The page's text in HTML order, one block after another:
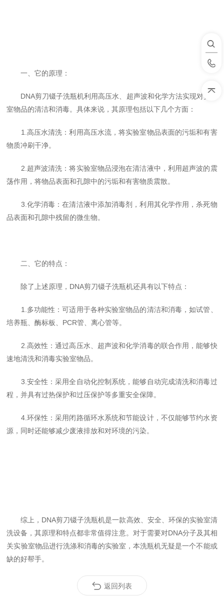
一、它的原理：
DNA剪刀镊子洗瓶机利用高压水、超声波和化学方法实现对实验
室物品的清洁和消毒。具体来说，其原理包括以下几个方面：
1.高压水清洗：利用高压水流，将实验室物品表面的污垢和有害
物质冲刷干净。
2.超声波清洗：将实验室物品浸泡在清洁液中，利用超声波的震
荡作用，将物品表面和孔隙中的污垢和有害物质震散。
3.化学消毒：在清洁液中添加消毒剂，利用其化学作用，杀死物
品表面和孔隙中残留的微生物。
二、它的特点：
除了上述原理，DNA剪刀镊子洗瓶机还具有以下特点：
1.多功能性：可适用于各种实验室物品的清洁和消毒，如试管、
培养瓶、酶标板、PCR管、离心管等。
2.高效性：通过高压水、超声波和化学消毒的联合作用，能够快
速地清洗和消毒实验室物品。
3.安全性：采用全自动化控制系统，能够自动完成清洗和消毒过
程，并具有过热保护和过压保护等多重安全保障。
4.环保性：采用闭路循环水系统和节能设计，不仅能够节约水资
源，同时还能够减少废液排放和对环境的污染。
综上，DNA剪刀镊子洗瓶机是一款高效、安全、环保的实验室清
洗设备，其原理和特点都非常值得注意。对于需要对DNA分子及其相
关实验室物品进行洗涤和消毒的实验室，本洗瓶机无疑是一个不能或
缺的好帮手。
返回列表